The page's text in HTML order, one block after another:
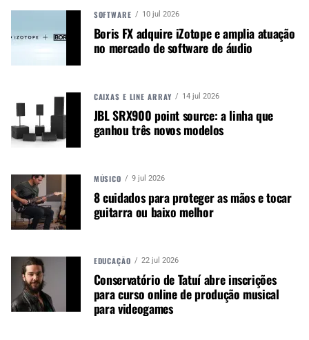
iluminação e instrumentos
fazemos.
A MÚSICA & MERCADO ESTÁ NO WHATSAPP!
Noticias que ajudam seu trabalho com a música.
Acesse o Canal de WhatsApp
TÓPICOS RELACIONADOS: DAVID VIA
LOUD AUDIO
MACKIE
PRÓXIMO
Vaga aberta: Mancini contrata vendedores
SOFTWARE 10 jul 2026
Boris FX adquire iZotope e amplia atuação
no mercado de software de áudio
CAIXAS E LINE ARRAY 14 jul 2026
JBL SRX900 point source: a linha que
ganhou três novos modelos
MÚSICO 9 jul 2026
8 cuidados para proteger as mãos e tocar
guitarra ou baixo melhor
EDUCAÇÃO 22 jul 2026
Conservatório de Tatuí abre inscrições
para curso online de produção musical
para videogames